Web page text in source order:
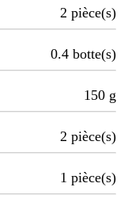
2 pièce(s)
0.4 botte(s)
150 g
2 pièce(s)
1 pièce(s)